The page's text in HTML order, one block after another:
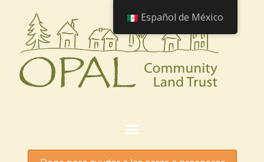
Español de México